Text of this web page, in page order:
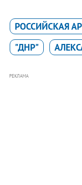
РОССИЙСКАЯ
"ДНР"
РЕКЛАМА